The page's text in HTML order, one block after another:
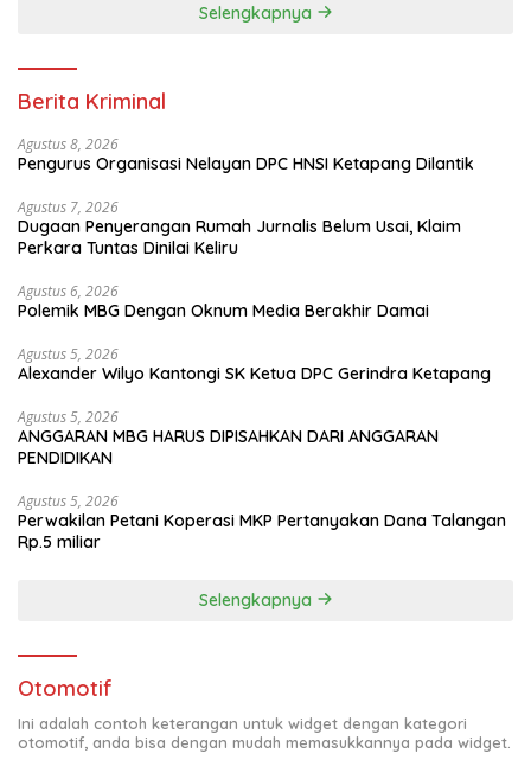
Selengkapnya
Berita Kriminal
Agustus 8, 2026
Pengurus Organisasi Nelayan DPC HNSI Ketapang Dilantik
Agustus 7, 2026
Dugaan Penyerangan Rumah Jurnalis Belum Usai, Klaim
Perkara Tuntas Dinilai Keliru
Agustus 6, 2026
Polemik MBG Dengan Oknum Media Berakhir Damai
Agustus 5, 2026
Alexander Wilyo Kantongi SK Ketua DPC Gerindra Ketapang
Agustus 5, 2026
ANGGARAN MBG HARUS DIPISAHKAN DARI ANGGARAN
PENDIDIKAN
Agustus 5, 2026
Perwakilan Petani Koperasi MKP Pertanyakan Dana Talangan
Rp.5 miliar
Selengkapnya
Otomotif
Ini adalah contoh keterangan untuk widget dengan kategori
otomotif, anda bisa dengan mudah memasukkannya pada widget.